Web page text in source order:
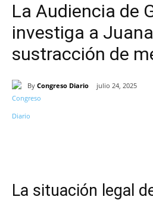
La Audiencia de
investiga a
sustracción de
By Congreso Diario julio 24, 2025
La situación legal